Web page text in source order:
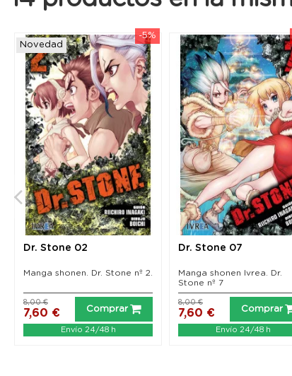
-5%
Novedad
Dr. Stone 02
Manga shonen. Dr. Stone nº 2.
7,60 €
8,00 €
Comprar
Envío 24/48 h
Dr. Stone 07
Manga shonen Ivrea. Dr.
Stone nº 7
7,60 €
8,00 €
Comprar
Envío 24/48 h